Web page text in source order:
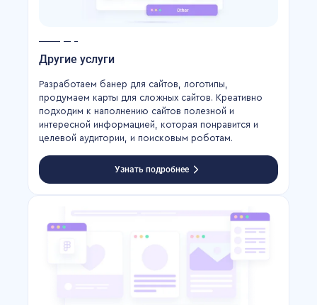
Другие услуги
Разработаем банер для сайтов, логотипы,
продумаем карты для сложных сайтов. Креативно
подходим к наполнению сайтов полезной и
интересной информацией, которая понравится и
целевой аудитории, и поисковым роботам.
Узнать подробнее